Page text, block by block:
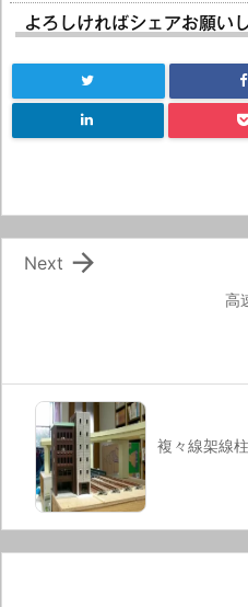
よろしければシェアお願い
高

Next
複々線架線柱